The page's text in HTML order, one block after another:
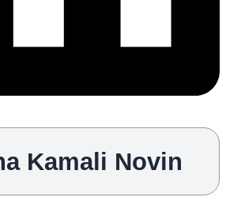
Kamali Novin